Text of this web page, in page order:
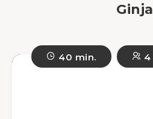
Ginja
40 min. 4